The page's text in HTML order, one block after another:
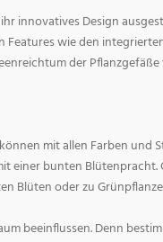
innovatives Design
Features wie den
der Pflanzgefäße
mit allen Farben und
einer bunten Blütenpracht.
Blüten oder zu
beeinflussen. Denn